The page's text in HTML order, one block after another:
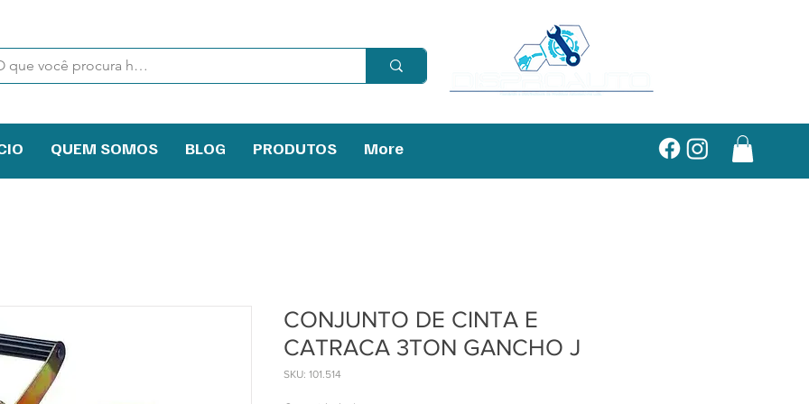
QUEM SOMOS BLOG PRODUTOS More
CONJUNTO DE CINTA E
CATRACA 3TON GANCHO J
SKU: 101.514